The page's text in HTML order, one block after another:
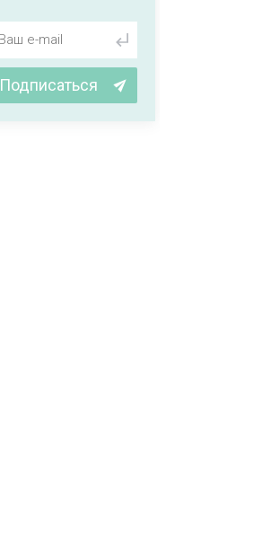
Подписаться